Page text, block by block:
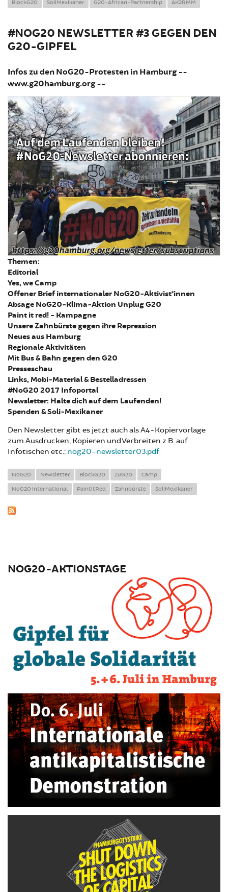
BlockG20 SoliMexikaner G20-African-Partnership AK2RMM
#NOG20 NEWSLETTER #3 GEGEN DEN
G20-GIPFEL
Infos zu den NoG20-Protesten in Hamburg --
www.g20hamburg.org --
Themen:
Editorial
Yes, we Camp
Offener Brief internationaler NoG20-Aktivist*innen
Absage NoG20-Klima-Aktion Unplug G20
Paint it red! - Kampagne
Unsere Zahnbürste gegen ihre Repression
Neues aus Hamburg
Regionale Aktivitäten
Mit Bus & Bahn gegen den G20
Presseschau
Links, Mobi-Material & Bestelladressen
#NoG20 2017 Infoportal
Newsletter: Halte dich auf dem Laufenden!
Spenden & Soli-Mexikaner
Den Newsletter gibt es jetzt auch als A4-Kopiervorlage
zum Ausdrucken, Kopieren und Verbreiten z.B. auf
Infotischen etc.: nog20-newsletter03.pdf
NoG20 Newsletter BlockG20 ZuG20 Camp
NoG20 international PaintitRed Zahnbürste SoliMexikaner
NOG20-AKTIONSTAGE